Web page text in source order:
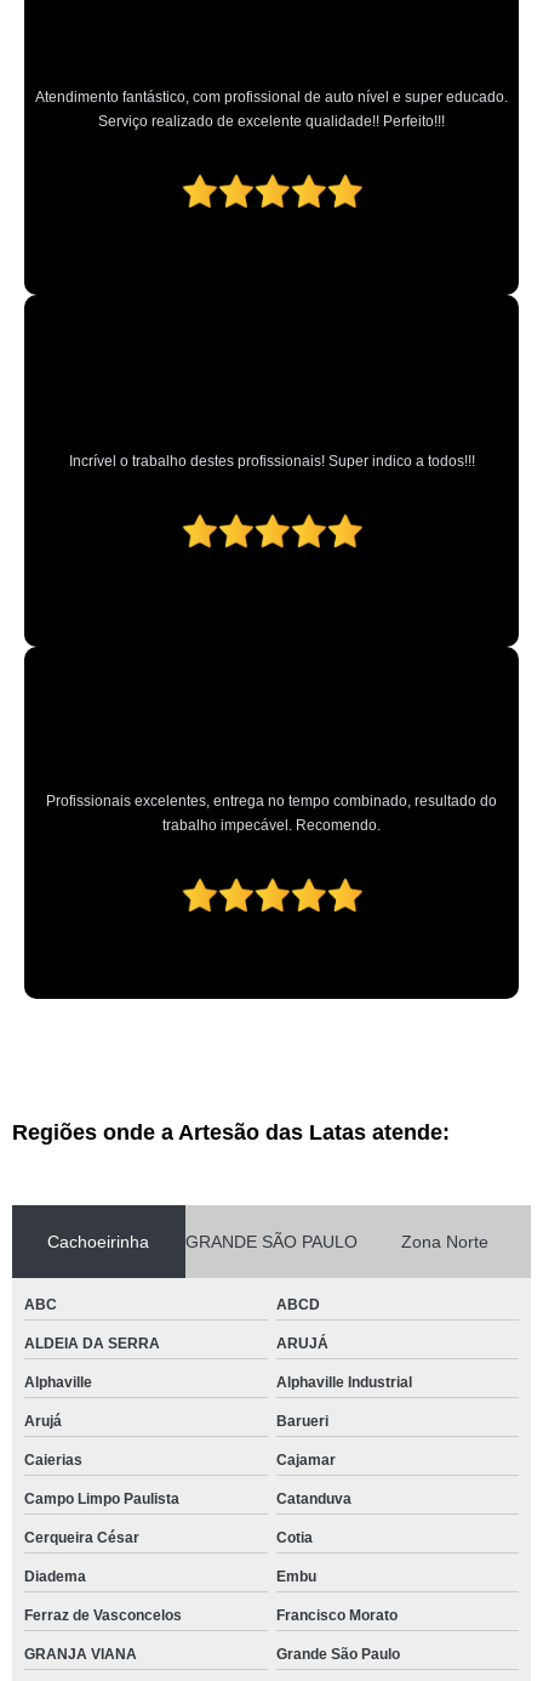
Atendimento fantástico, com profissional de auto nível e super educado.
Serviço realizado de excelente qualidade!! Perfeito!!!
Incrível o trabalho destes profissionais! Super indico a todos!!!
Profissionais excelentes, entrega no tempo combinado, resultado do
trabalho impecável. Recomendo.
Regiões onde a Artesão das Latas atende:
Cachoeirinha GRANDE SÃO PAULO Zona Norte
ABC ABCD
ALDEIA DA SERRA ARUJÁ
Alphaville Alphaville Industrial
Arujá Barueri
Caierias Cajamar
Campo Limpo Paulista Catanduva
Cerqueira César Cotia
Diadema Embu
Ferraz de Vasconcelos Francisco Morato
GRANJA VIANA Grande São Paulo